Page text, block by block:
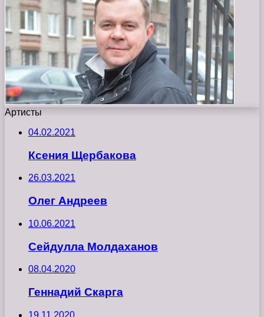
Артисты
04.02.2021
Ксения Щербакова
26.03.2021
Олег Андреев
10.06.2021
Сейдулла Молдаханов
08.04.2020
Геннадий Скарга
19.11.2020